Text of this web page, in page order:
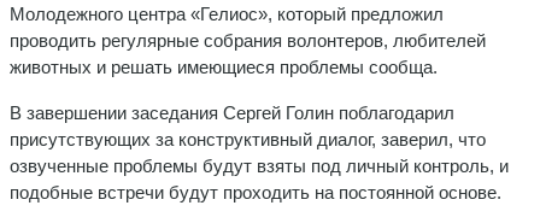
Молодежного центра «Гелиос», который предложил
проводить регулярные собрания волонтеров, любителей
животных и решать имеющиеся проблемы сообща.
В завершении заседания Сергей Голин поблагодарил
присутствующих за конструктивный диалог, заверил, что
озвученные проблемы будут взяты под личный контроль, и
подобные встречи будут проходить на постоянной основе.